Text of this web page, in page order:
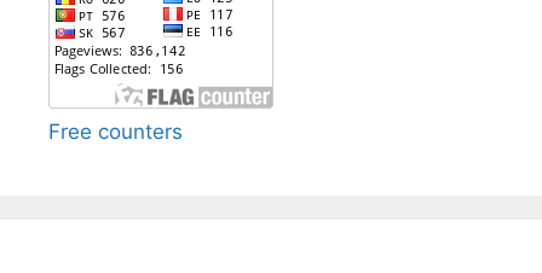
Free counters